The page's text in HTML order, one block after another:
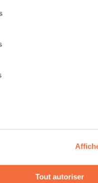
Tout autoriser
professionnel
en conduite de véhicules
d'un chariot élévateur
/ certifications -
conduire
conduire
conduire
during :